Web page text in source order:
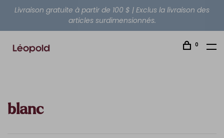
Livraison gratuite à partir de 100 $ | Exclus la livraison des
articles surdimensionnés.
0
blanc